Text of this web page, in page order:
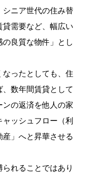
シニア世代の住み替
貸需要など、幅広い
良質な物件」とし
ったとしても、住
数年間賃貸として
の返済を他人の家
ッシュフロー（利
」へと昇華させる
れることではあり